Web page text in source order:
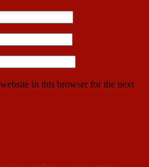
in this browser for the next